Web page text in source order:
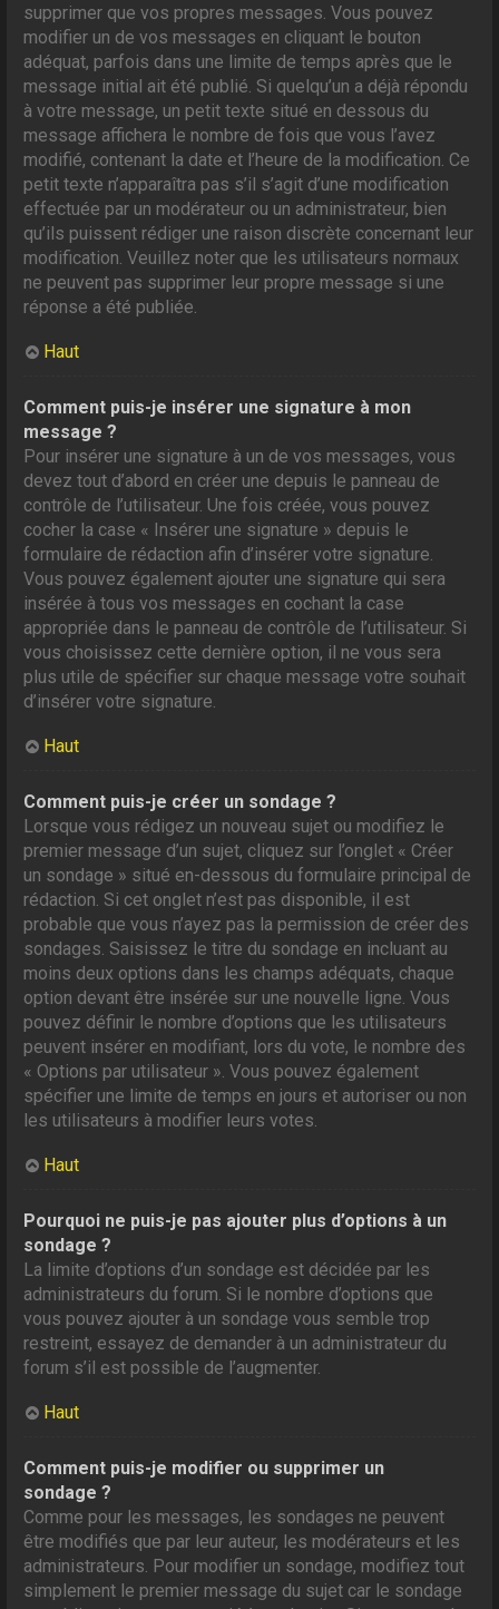
supprimer que vos propres messages. Vous pouvez
modifier un de vos messages en cliquant le bouton
adéquat, parfois dans une limite de temps après que le
message initial ait été publié. Si quelqu’un a déjà répondu
à votre message, un petit texte situé en dessous du
message affichera le nombre de fois que vous l’avez
modifié, contenant la date et l’heure de la modification. Ce
petit texte n’apparaîtra pas s’il s’agit d’une modification
effectuée par un modérateur ou un administrateur, bien
qu’ils puissent rédiger une raison discrète concernant leur
modification. Veuillez noter que les utilisateurs normaux
ne peuvent pas supprimer leur propre message si une
réponse a été publiée.
Haut
Comment puis-je insérer une signature à mon
message ?
Pour insérer une signature à un de vos messages, vous
devez tout d’abord en créer une depuis le panneau de
contrôle de l’utilisateur. Une fois créée, vous pouvez
cocher la case « Insérer une signature » depuis le
formulaire de rédaction afin d’insérer votre signature.
Vous pouvez également ajouter une signature qui sera
insérée à tous vos messages en cochant la case
appropriée dans le panneau de contrôle de l’utilisateur. Si
vous choisissez cette dernière option, il ne vous sera
plus utile de spécifier sur chaque message votre souhait
d’insérer votre signature.
Haut
Comment puis-je créer un sondage ?
Lorsque vous rédigez un nouveau sujet ou modifiez le
premier message d’un sujet, cliquez sur l’onglet « Créer
un sondage » situé en-dessous du formulaire principal de
rédaction. Si cet onglet n’est pas disponible, il est
probable que vous n’ayez pas la permission de créer des
sondages. Saisissez le titre du sondage en incluant au
moins deux options dans les champs adéquats, chaque
option devant être insérée sur une nouvelle ligne. Vous
pouvez définir le nombre d’options que les utilisateurs
peuvent insérer en modifiant, lors du vote, le nombre des
« Options par utilisateur ». Vous pouvez également
spécifier une limite de temps en jours et autoriser ou non
les utilisateurs à modifier leurs votes.
Haut
Pourquoi ne puis-je pas ajouter plus d’options à un
sondage ?
La limite d’options d’un sondage est décidée par les
administrateurs du forum. Si le nombre d’options que
vous pouvez ajouter à un sondage vous semble trop
restreint, essayez de demander à un administrateur du
forum s’il est possible de l’augmenter.
Haut
Comment puis-je modifier ou supprimer un
sondage ?
Comme pour les messages, les sondages ne peuvent
être modifiés que par leur auteur, les modérateurs et les
administrateurs. Pour modifier un sondage, modifiez tout
simplement le premier message du sujet car le sondage